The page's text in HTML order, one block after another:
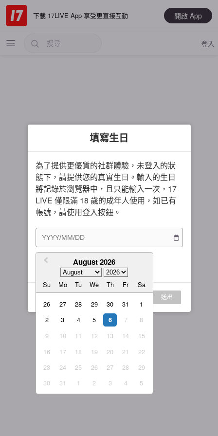
下載 17LIVE App 享受更直接互動 開啟 App
最新
電玩遊戲
大神推薦
男主播
女主播
我的訂閱
繁體中文
繁體中文-香港
日本語
English-US
English-Global
登入
填寫生日
為了提供更優質的社群體驗，未登入的狀
態下，請提供您的真實生日。輸入的生日
將記錄於瀏覽器中，且只能輸入一次，17
LIVE 僅限滿 18 歲的成年人使用，如已有
帳號，請使用登入按鈕。
August 2026
Su Mo Tu We Th Fr Sa
26 27 28 29 30 31
1
2
3 4 5 6 7
8
9
10 11 12 13 14
15
16
17 18 19 20 21
22
23
24 25 26 27 28
29
30
31 1 2 3 4 5
我同意 服務條款與隱私權政策
送出